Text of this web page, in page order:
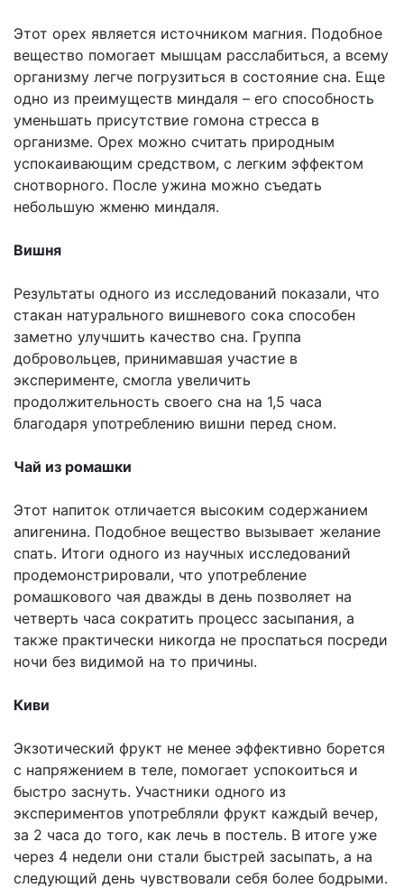
Этот орех является источником магния. Подобное
вещество помогает мышцам расслабиться, а всему
организму легче погрузиться в состояние сна. Еще
одно из преимуществ миндаля – его способность
уменьшать присутствие гомона стресса в
организме. Орех можно считать природным
успокаивающим средством, с легким эффектом
снотворного. После ужина можно съедать
небольшую жменю миндаля.
Вишня
Результаты одного из исследований показали, что
стакан натурального вишневого сока способен
заметно улучшить качество сна. Группа
добровольцев, принимавшая участие в
эксперименте, смогла увеличить
продолжительность своего сна на 1,5 часа
благодаря употреблению вишни перед сном.
Чай из ромашки
Этот напиток отличается высоким содержанием
апигенина. Подобное вещество вызывает желание
спать. Итоги одного из научных исследований
продемонстрировали, что употребление
ромашкового чая дважды в день позволяет на
четверть часа сократить процесс засыпания, а
также практически никогда не проспаться посреди
ночи без видимой на то причины.
Киви
Экзотический фрукт не менее эффективно борется
с напряжением в теле, помогает успокоиться и
быстро заснуть. Участники одного из
экспериментов употребляли фрукт каждый вечер,
за 2 часа до того, как лечь в постель. В итоге уже
через 4 недели они стали быстрей засыпать, а на
следующий день чувствовали себя более бодрыми.